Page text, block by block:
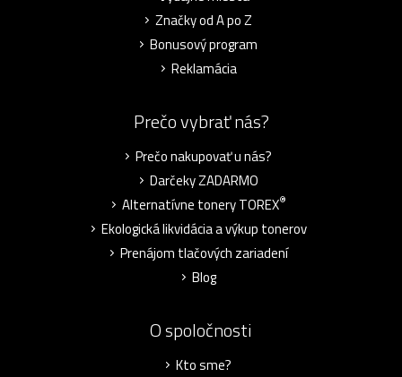
Značky od A po Z
Bonusový program
Reklamácia
Prečo vybrať nás?
Prečo nakupovať u nás?
Darčeky ZADARMO
Alternatívne tonery TOREX®
Ekologická likvidácia a výkup tonerov
Prenájom tlačových zariadení
Blog
O spoločnosti
Kto sme?